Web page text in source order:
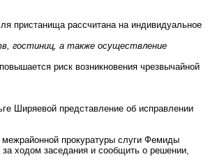
пристанища рассчитана на индивидуальное
гостиниц, а также осуществление
риск возникновения чрезвычайной
Ширяевой представление об исправлении
прокуратуры слуги Фемиды
ходом заседания и сообщить о решении,